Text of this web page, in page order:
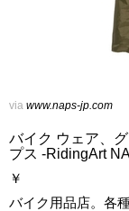
via www.naps-jp.com
バイク ウェア、
プス -RidingArt
￥
バイク用品店。各